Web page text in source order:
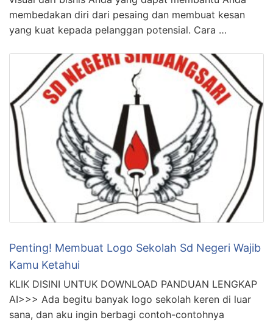
membedakan diri dari pesaing dan membuat kesan
yang kuat kepada pelanggan potensial. Cara …
Penting! Membuat Logo Sekolah Sd Negeri Wajib
Kamu Ketahui
KLIK DISINI UNTUK DOWNLOAD PANDUAN LENGKAP
AI>>> Ada begitu banyak logo sekolah keren di luar
sana, dan aku ingin berbagi contoh-contohnya